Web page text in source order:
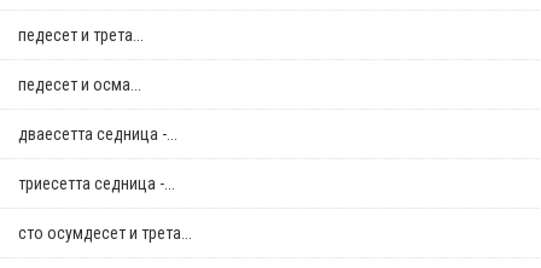
педесет и трета...
педесет и осма...
дваесетта седница -...
триесетта седница -...
сто осумдесет и трета...